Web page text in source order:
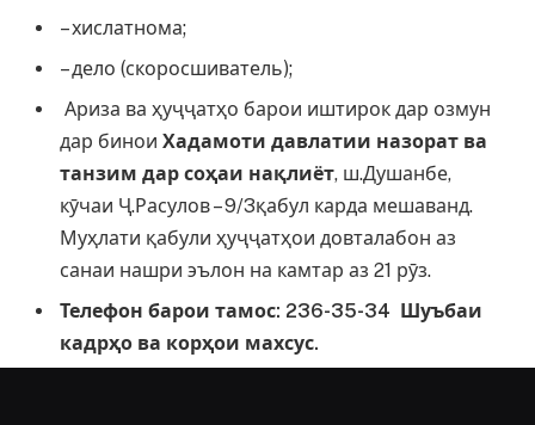
– хислатнома;
– дело (скоросшиватель);
Ариза ва ҳуҷҷатҳо барои иштирок дар озмун
дар бинои Хадамоти давлатии назорат ва
танзим дар соҳаи нақлиёт, ш.Душанбе,
кӯчаи Ҷ.Расулов – 9/3қабул карда мешаванд.
Муҳлати қабули ҳуҷҷатҳои довталабон аз
санаи нашри эълон на камтар аз 21 рӯз.
Телефон барои тамос: 236-35-34 Шуъбаи
кадрҳо ва корҳои махсус.